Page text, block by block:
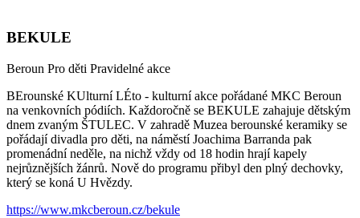
BEKULE
Beroun Pro děti Pravidelné akce
BErounské KUlturní LÉto - kulturní akce pořádané MKC Beroun
na venkovních pódiích. Každoročně se BEKULE zahajuje dětským
dnem zvaným ŠTULEC. V zahradě Muzea berounské keramiky se
pořádají divadla pro děti, na náměstí Joachima Barranda pak
promenádní neděle, na nichž vždy od 18 hodin hrají kapely
nejrůznějších žánrů. Nově do programu přibyl den plný dechovky,
který se koná U Hvězdy.
https://www.mkcberoun.cz/bekule